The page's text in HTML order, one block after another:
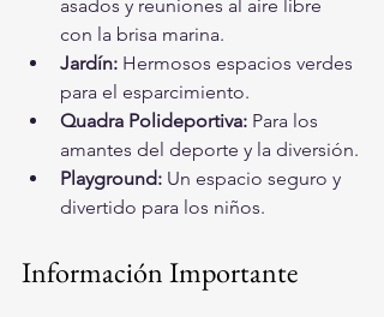
asados y reuniones al aire libre
con la brisa marina.
Jardín: Hermosos espacios verdes
para el esparcimiento.
Quadra Polideportiva: Para los
amantes del deporte y la diversión.
Playground: Un espacio seguro y
divertido para los niños.
Información Importante